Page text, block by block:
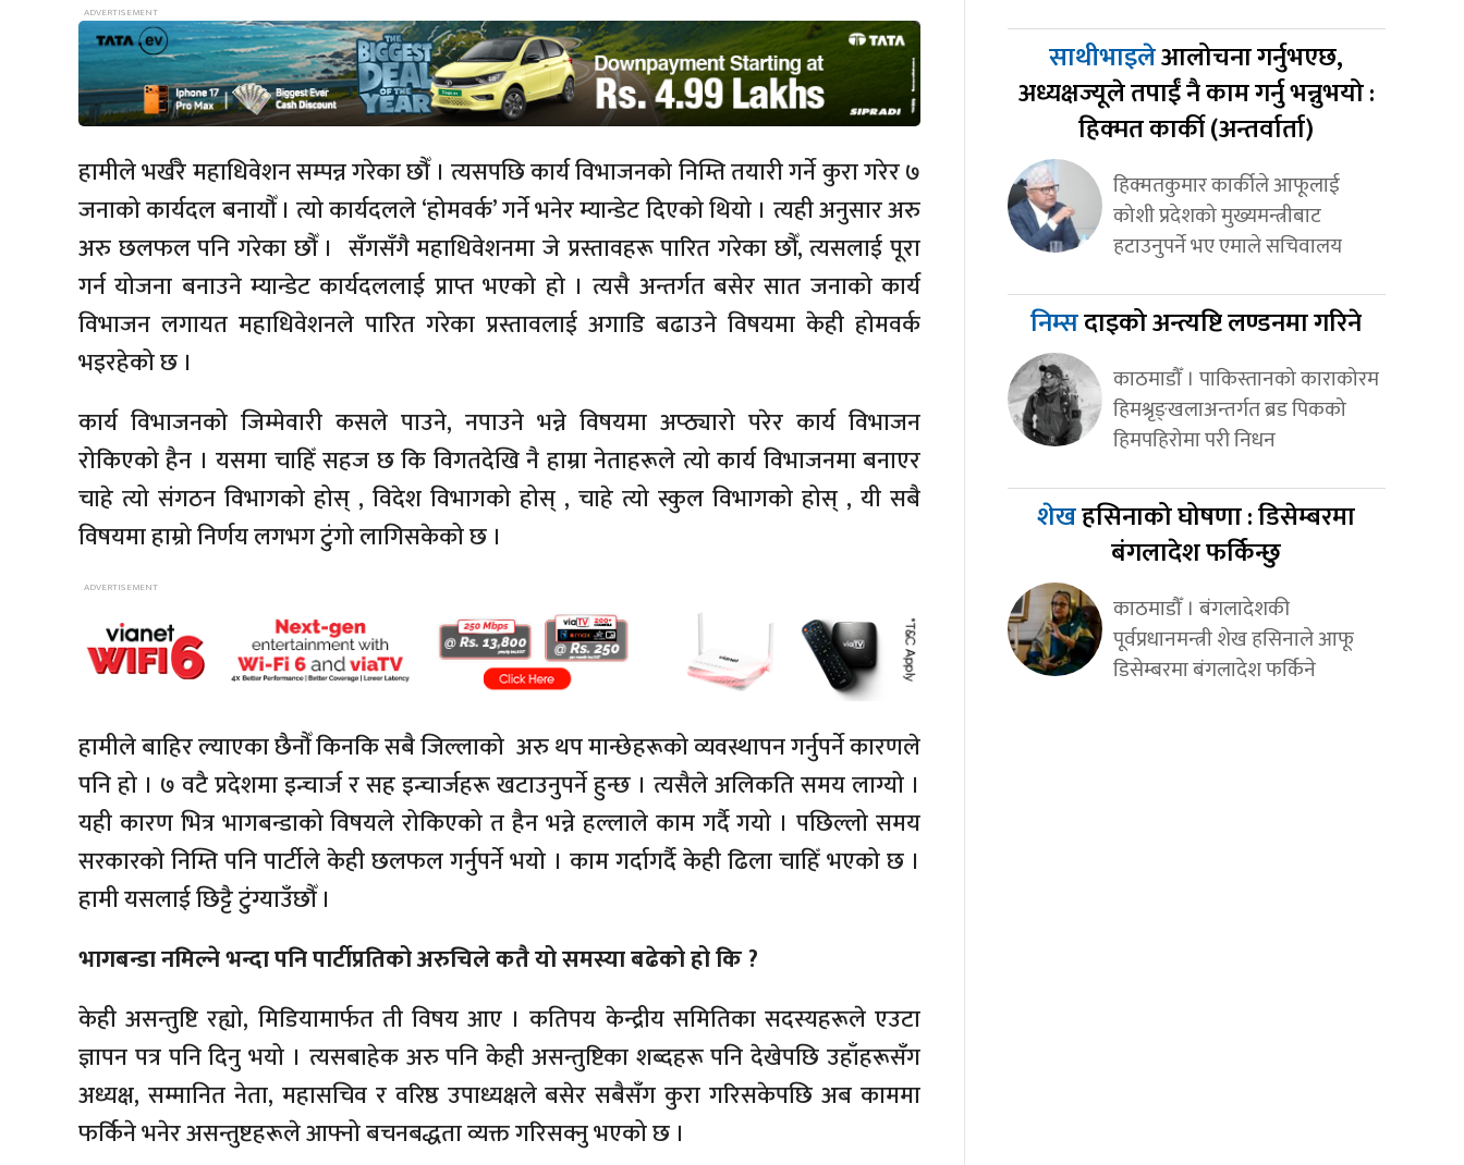
हामीले भर्खरै महाधिवेशन सम्पन्न गरेका छौँ । त्यसपछि कार्य विभाजनको निम्ति तयारी गर्ने कुरा गरेर ७
जनाको कार्यदल बनायौँ । त्यो कार्यदलले ‘होमवर्क’ गर्ने भनेर म्यान्डेट दिएको थियो । त्यही अनुसार अरु
अरु छलफल पनि गरेका छौँ । सँगसँगै महाधिवेशनमा जे प्रस्तावहरू पारित गरेका छौँ, त्यसलाई पूरा
गर्न योजना बनाउने म्यान्डेट कार्यदललाई प्राप्त भएको हो । त्यसै अन्तर्गत बसेर सात जनाको कार्य
विभाजन लगायत महाधिवेशनले पारित गरेका प्रस्तावलाई अगाडि बढाउने विषयमा केही होमवर्क
भइरहेको छ ।
कार्य विभाजनको जिम्मेवारी कसले पाउने, नपाउने भन्ने विषयमा अप्ठ्यारो परेर कार्य विभाजन
रोकिएको हैन । यसमा चाहिँ सहज छ कि विगतदेखि नै हाम्रा नेताहरूले त्यो कार्य विभाजनमा बनाएर
चाहे त्यो संगठन विभागको होस् , विदेश विभागको होस् , चाहे त्यो स्कुल विभागको होस् , यी सबै
विषयमा हाम्रो निर्णय लगभग टुंगो लागिसकेको छ ।
हामीले बाहिर ल्याएका छैनौँ किनकि सबै जिल्लाको अरु थप मान्छेहरूको व्यवस्थापन गर्नुपर्ने कारणले
पनि हो । ७ वटै प्रदेशमा इन्चार्ज र सह इन्चार्जहरू खटाउनुपर्ने हुन्छ । त्यसैले अलिकति समय लाग्यो ।
यही कारण भित्र भागबन्डाको विषयले रोकिएको त हैन भन्ने हल्लाले काम गर्दै गयो । पछिल्लो समय
सरकारको निम्ति पनि पार्टीले केही छलफल गर्नुपर्ने भयो । काम गर्दागर्दै केही ढिला चाहिँ भएको छ ।
हामी यसलाई छिट्टै टुंग्याउँछौँ ।
भागबन्डा नमिल्ने भन्दा पनि पार्टीप्रतिको अरुचिले कतै यो समस्या बढेको हो कि ?
केही असन्तुष्टि रह्यो, मिडियामार्फत ती विषय आए । कतिपय केन्द्रीय समितिका सदस्यहरूले एउटा
ज्ञापन पत्र पनि दिनु भयो । त्यसबाहेक अरु पनि केही असन्तुष्टिका शब्दहरू पनि देखेपछि उहाँहरूसँग
अध्यक्ष, सम्मानित नेता, महासचिव र वरिष्ठ उपाध्यक्षले बसेर सबैसँग कुरा गरिसकेपछि अब काममा
फर्किने भनेर असन्तुष्टहरूले आफ्नो बचनबद्धता व्यक्त गरिसक्नु भएको छ ।
साथीभाइलेआलोचना गर्नुभएछ,
अध्यक्षज्यूले तपाईं नै काम गर्नु भन्नुभयो :
हिक्मत कार्की (अन्तर्वार्ता)
हिक्मतकुमार कार्कीले आफूलाई
कोशी प्रदेशको मुख्यमन्त्रीबाट
हटाउनुपर्ने भए एमाले सचिवालय
निम्सदाइको अन्त्यष्टि लण्डनमा गरिने
काठमाडौँ । पाकिस्तानको काराकोरम
हिमश्रृङ्खलाअन्तर्गत ब्रड पिकको
हिमपहिरोमा परी निधन
शेखहसिनाको घोषणा : डिसेम्बरमा
बंगलादेश फर्किन्छु
काठमाडौँ । बंगलादेशकी
पूर्वप्रधानमन्त्री शेख हसिनाले आफू
डिसेम्बरमा बंगलादेश फर्किने